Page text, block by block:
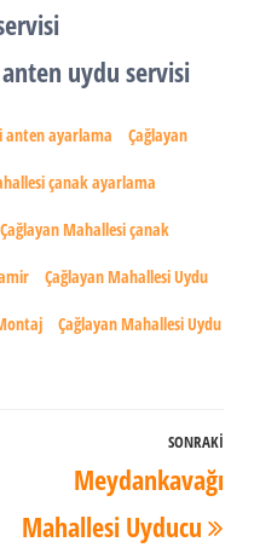
uydu servisi
anten ayarlama Çağlayan
çanak ayarlama
Çağlayan Mahallesi çanak
Çağlayan Mahallesi Uydu
Çağlayan Mahallesi Uydu
Yazı
SONRAKI
Meydankavağı
Mahallesi Uyducu